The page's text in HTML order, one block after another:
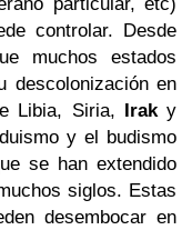
particular, etc)
controlar. Desde
muchos estados
descolonización en
Libia, Siria,
Iraky
y el budismo
se han extendido
siglos. Estas
desembocar en